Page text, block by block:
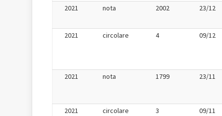
2021 nota 2002 23/12
2021 circolare 4 09/12
2021 nota 1799 23/11
2021 circolare 3 09/11